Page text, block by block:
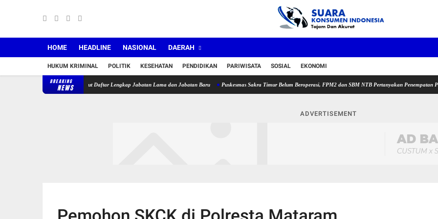
HOME HEADLINE NASIONAL DAERAH
HUKUM KRIMINAL POLITIK KESEHATAN PENDIDIKAN PARIWISATA SOSIAL EKONOMI
BREAKING
NEWS
Lantik 36 Pejabat, Berikut Daftar Lengkap Jabatan Lama dan Jabatan Baru Puskesmas Sakra Timur Belum Beroperasi, FPM2 dan SBM NTB Pertanyakan Penempatan Plt
ADVERTISEMENT